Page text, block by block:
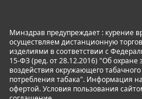
Минздрав предупреждает : курение
осуществляем дистанционную
изделиями в соответствии с
15-ФЗ (ред. от 28.12.2016) "Об охране
воздействия окружающего
потребления табака". Информация
офертой. Условия пользования